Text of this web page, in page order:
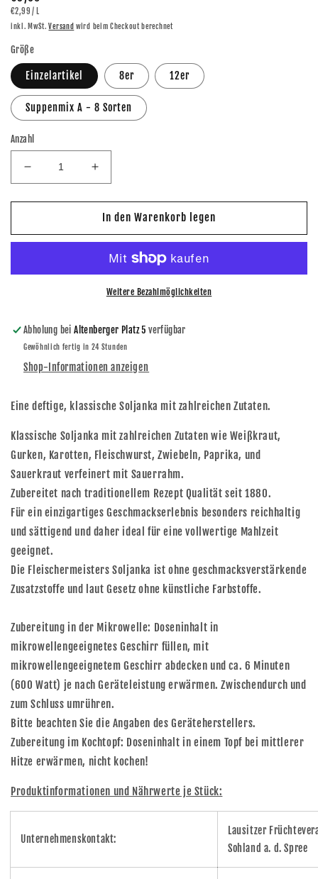
Preis
GRUNDPREIS
€2,99 / PRO
L
inkl. MwSt.Versand wird beim Checkout berechnet
Größe
Einzelartikel 8er 12er
Suppenmix A - 8 Sorten
Anzahl
Verringere
die
Menge
Metzger
1200ml
Erhöhe
die
Menge
für
Metzger
Soljanka
1200ml
In den Warenkorb legen
Weitere Bezahlmöglichkeiten
Abholung beiAltenberger Platz 5 verfügbar
Gewöhnlich fertig in 24 Stunden
Shop-Informationen anzeigen
Eine deftige, klassische Soljanka mit zahlreichen Zutaten.
Klassische Soljanka mit zahlreichen Zutaten wie Weißkraut,
Gurken, Karotten, Fleischwurst, Zwiebeln, Paprika, und
Sauerkraut verfeinert mit Sauerrahm.
Zubereitet nach traditionellem Rezept Qualität seit 1880.
Für ein einzigartiges Geschmackserlebnis besonders reichhaltig
und sättigend und daher ideal für eine vollwertige Mahlzeit
geeignet.
Die Fleischermeisters Soljanka ist ohne geschmacksverstärkende
Zusatzstoffe und laut Gesetz ohne künstliche Farbstoffe.
Zubereitung in der Mikrowelle: Doseninhalt in
mikrowellengeeignetes Geschirr füllen, mit
mikrowellengeeignetem Geschirr abdecken und ca. 6 Minuten
(600 Watt) je nach Geräteleistung erwärmen. Zwischendurch und
zum Schluss umrühren.
Bitte beachten Sie die Angaben des Geräteherstellers.
Zubereitung im Kochtopf: Doseninhalt in einem Topf bei mittlerer
Hitze erwärmen, nicht kochen!
Produktinformationen und Nährwerte je Stück:
Unternehmenskontakt:
Lausitzer
Sohland a. d. Spree